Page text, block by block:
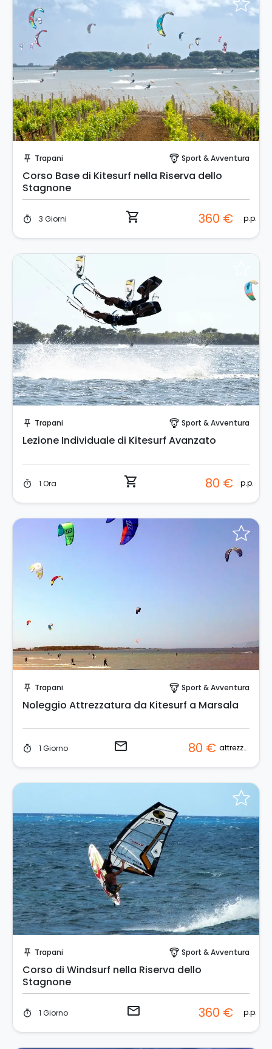
push_pin Trapani paragliding Sport & Avventura
Corso Base di Kitesurf nella Riserva dello
Stagnone
timer 3 Giorni shopping_cart 360 € p.p.
push_pin Trapani paragliding Sport & Avventura
Lezione Individuale di Kitesurf Avanzato
timer 1 Ora shopping_cart 80 € p.p.
push_pin Trapani paragliding Sport & Avventura
Noleggio Attrezzatura da Kitesurf a Marsala
timer 1 Giorno email 80 € attrezzatura
push_pin Trapani paragliding Sport & Avventura
Corso di Windsurf nella Riserva dello
Stagnone
timer 1 Giorno email 360 € p.p.